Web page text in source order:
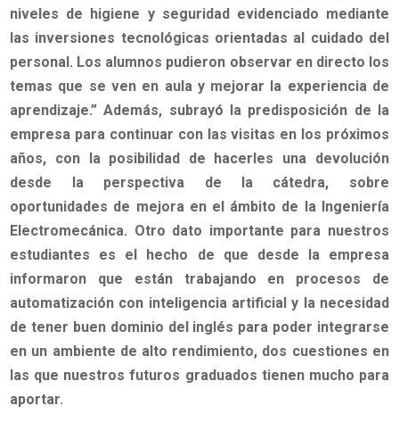
niveles de higiene y seguridad evidenciado mediante
las inversiones tecnológicas orientadas al cuidado del
personal. Los alumnos pudieron observar en directo los
temas que se ven en aula y mejorar la experiencia de
aprendizaje.” Además, subrayó la predisposición de la
empresa para continuar con las visitas en los próximos
años, con la posibilidad de hacerles una devolución
desde la perspectiva de la cátedra, sobre
oportunidades de mejora en el ámbito de la Ingeniería
Electromecánica. Otro dato importante para nuestros
estudiantes es el hecho de que desde la empresa
informaron que están trabajando en procesos de
automatización con inteligencia artificial y la necesidad
de tener buen dominio del inglés para poder integrarse
en un ambiente de alto rendimiento, dos cuestiones en
las que nuestros futuros graduados tienen mucho para
aportar.